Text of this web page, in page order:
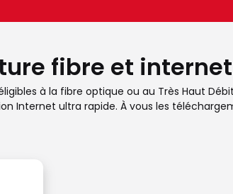
fibre et
à la fibre optique ou au Très Haut
Internet ultra rapide. À vous les